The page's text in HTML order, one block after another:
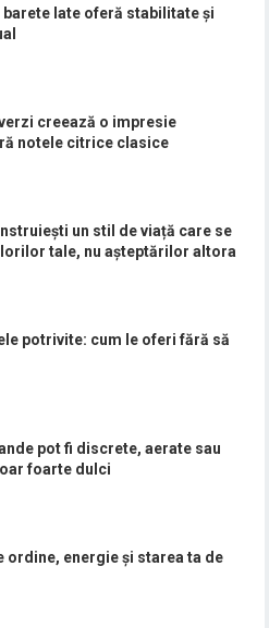
barete late oferă stabilitate și
creează o impresie
notele citrice clasice
un stil de viață care se
tale, nu așteptărilor altora
potrivite: cum le oferi fără să
pot fi discrete, aerate sau
foarte dulci
ordine, energie și starea ta de